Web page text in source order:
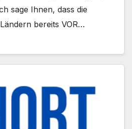
sage Ihnen, dass die
bereits VOR…